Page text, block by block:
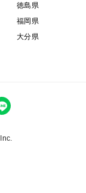
徳島県
福岡県
大分県